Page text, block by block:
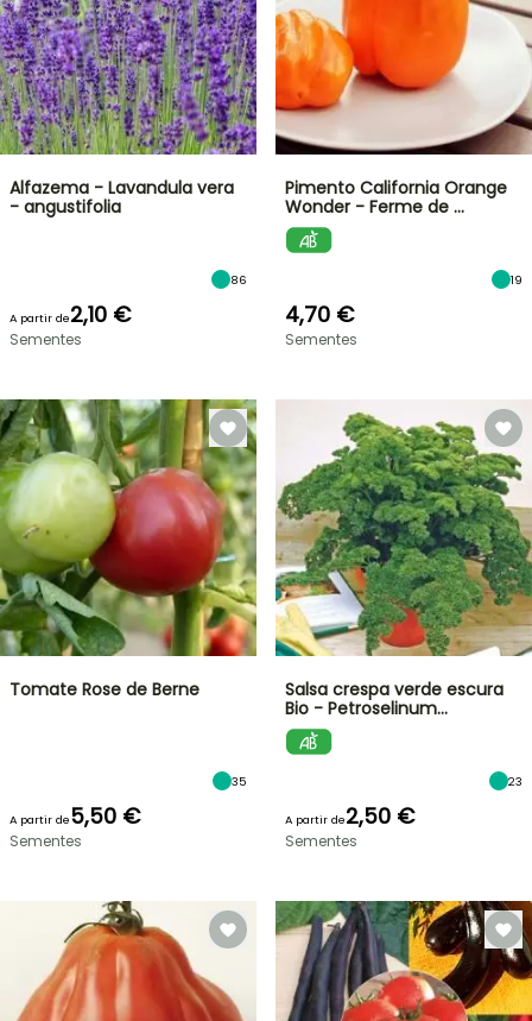
Alfazema - Lavandula vera
- angustifolia
86
A partir de2,10 €
Sementes
Pimento California Orange
Wonder - Ferme de …
19
4,70 €
Sementes
Tomate Rose de Berne
35
A partir de5,50 €
Sementes
Salsa crespa verde escura
Bio - Petroselinum…
23
A partir de2,50 €
Sementes